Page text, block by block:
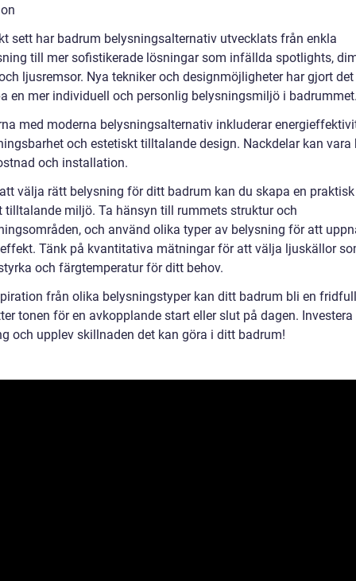
sett har badrum belysningsalternativ utvecklats från enkla
till mer sofistikerade lösningar som infällda spotlights,
ljusremsor. Nya tekniker och designmöjligheter har gjort
en mer individuell och personlig belysningsmiljö i
med moderna belysningsalternativ inkluderar
och estetiskt tilltalande design. Nackdelar kan vara
och installation.
välja rätt belysning för ditt badrum kan du skapa en
tilltalande miljö. Ta hänsyn till rummets struktur och
och använd olika typer av belysning för att
Tänk på kvantitativa mätningar för att välja ljuskällor
och färgtemperatur för ditt behov.
från olika belysningstyper kan ditt badrum bli en
tonen för en avkopplande start eller slut på dagen.
och upplev skillnaden det kan göra i ditt badrum!